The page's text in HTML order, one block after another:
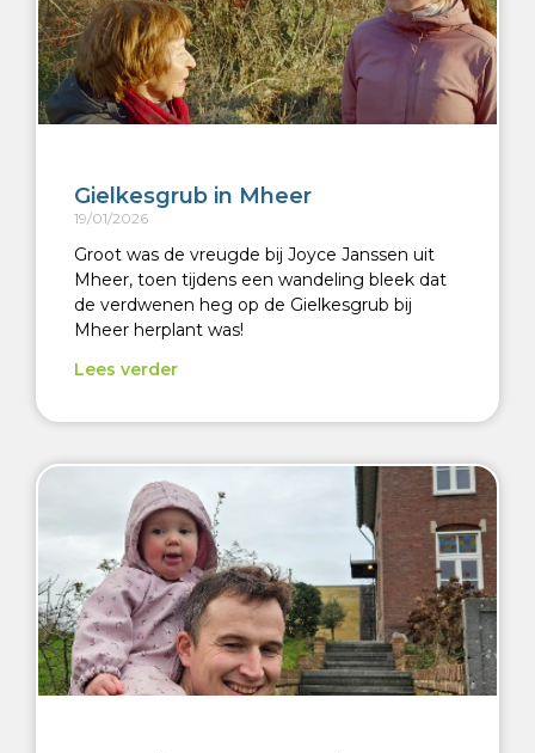
Gielkesgrub in Mheer
19/01/2026
Groot was de vreugde bij Joyce Janssen uit
Mheer, toen tijdens een wandeling bleek dat
de verdwenen heg op de Gielkesgrub bij
Mheer herplant was!
Lees verder